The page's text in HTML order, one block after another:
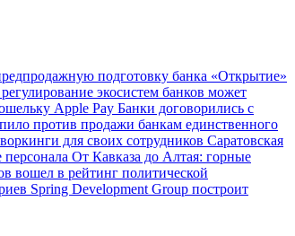
подготовку банка «Открытие»
экосистем банков может
Apple Pay Банки договорились с
против продажи банкам единственного
для своих сотрудников Саратовская
От Кавказа до Алтая: горные
вошел в рейтинг политической
Spring Development Group построит